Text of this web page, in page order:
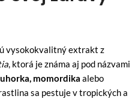
vysokokvalitný extrakt z
, ktorá je známa aj pod názvami
momordika alebo
sa pestuje v tropických a